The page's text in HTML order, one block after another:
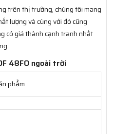
trên thị trường, chúng tôi mang
lượng và cùng với đó cũng
có giá thành cạnh tranh nhất
48FO ngoài trời
phẩm